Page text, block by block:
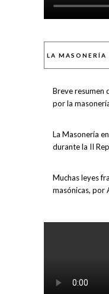
LA
Breve resumen
por la
La Masonería
durante la II
Muchas leyes
masónicas, por